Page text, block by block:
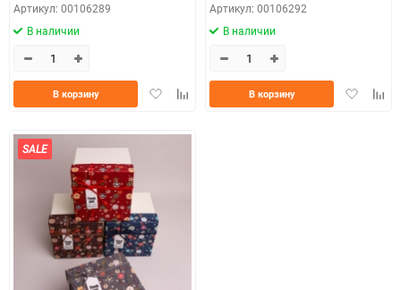
Артикул: 00106289
В наличии
ДобавитьДобавить
В корзину
Артикул: 00106292
В наличии
Добавить
В корзину
SALE